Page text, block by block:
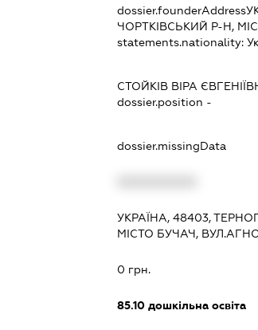
dossier.founderAddress
ЧОРТКІВСЬКИЙ Р-Н,
statements.nationality:
СТОЙКІВ ВІРА
dossier.position -
dossier.missingData
УКРАЇНА, 48403,
МІСТО БУЧАЧ,
0 грн.
85.10 дошкільна освіта